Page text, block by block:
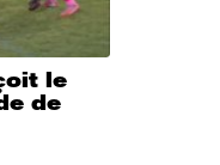
le
de